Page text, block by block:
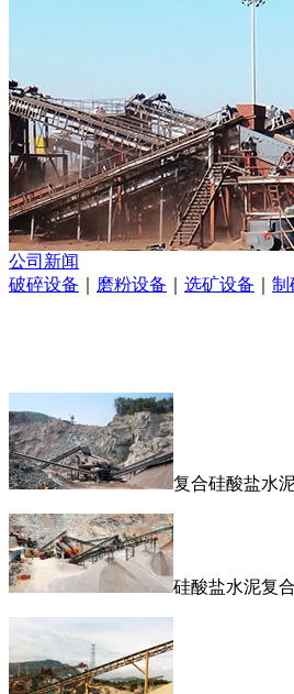
公司新闻
破碎设备
磨粉设备 选矿设备 制
复合硅酸盐水
硅酸盐水泥复